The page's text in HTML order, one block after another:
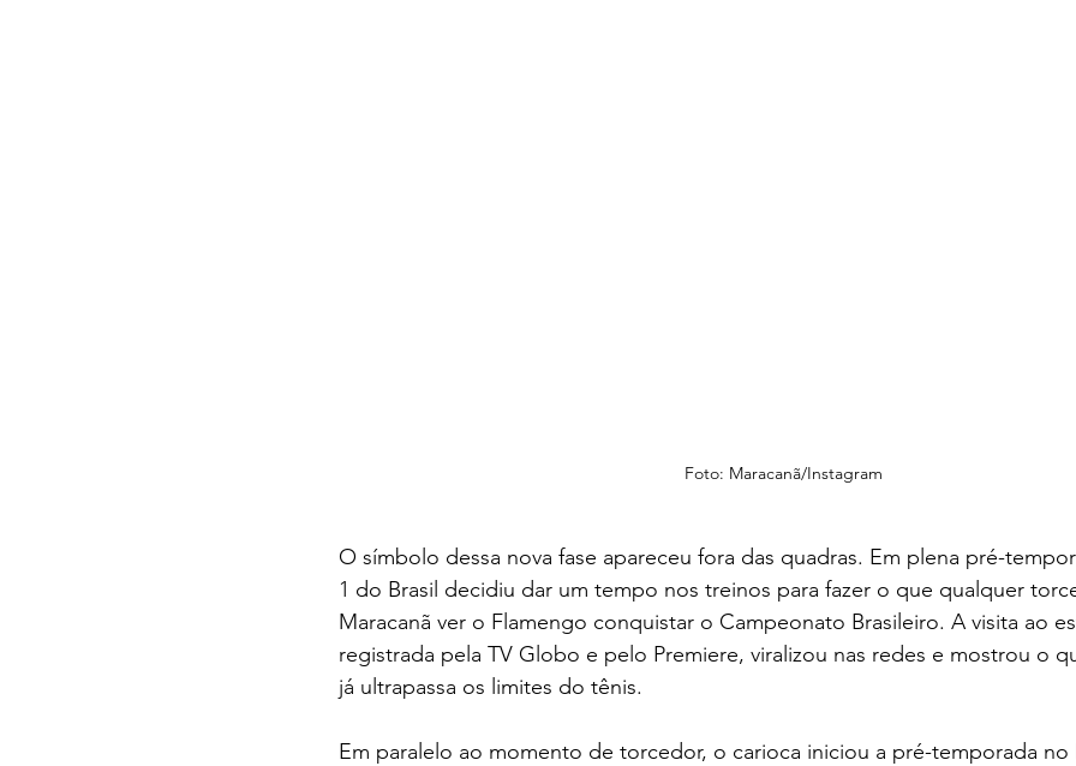
Foto: Maracanã/Instagram
O símbolo dessa nova fase apareceu fora das quadras. Em plena pré-
1 do Brasil decidiu dar um tempo nos treinos para fazer o que qualquer
Maracanã ver o Flamengo conquistar o Campeonato Brasileiro. A visita ao
registrada pela TV Globo e pelo Premiere, viralizou nas redes e mostrou o
já ultrapassa os limites do tênis.
Em paralelo ao momento de torcedor, o carioca iniciou a pré-temporada no